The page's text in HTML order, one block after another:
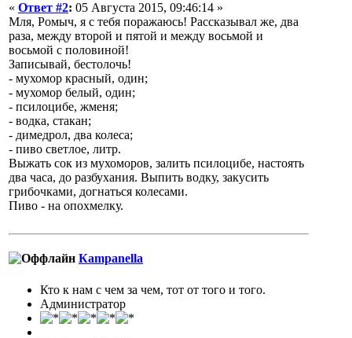
« Ответ #2: 05 Августа 2015, 09:46:14 »
Мля, Ромыч, я с тебя поражаюсь! Рассказывал же, два
раза, между второй и пятой и между восьмой и
восьмой с половиной!
Записывай, бестолочь!
- мухомор красный, один;
- мухомор белый, один;
- псилоцибе, жменя;
- водка, стакан;
- димедрол, два колеса;
- пиво светлое, литр.
Выжать сок из мухоморов, залить псилоцибе, настоять
два часа, до разбухания. Выпить водку, закусить
грибочками, догнаться колесами.
Пиво - на опохмелку.
Кampanella
Кто к нам с чем за чем, тот от того и того.
Администратор